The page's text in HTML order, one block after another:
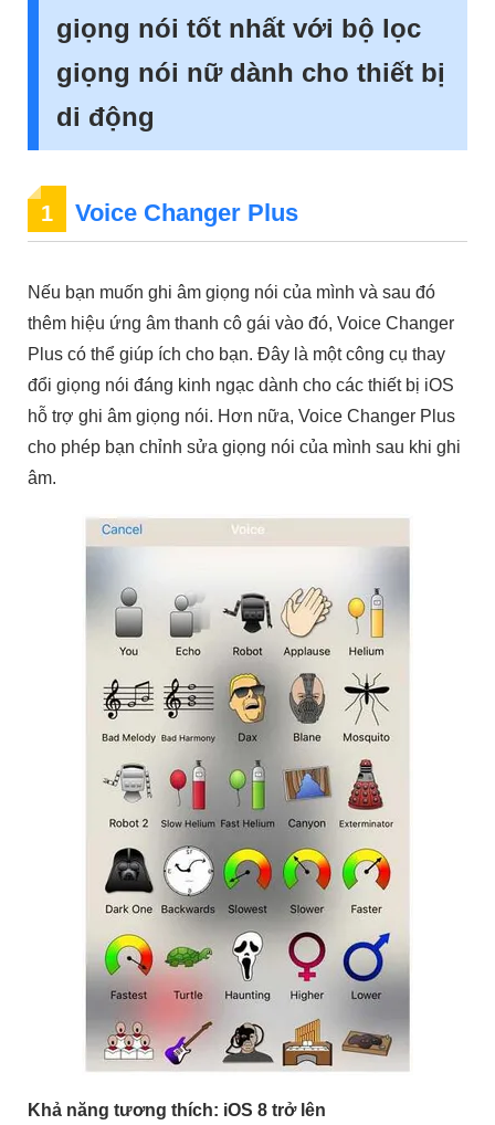
giọng nói tốt nhất với bộ lọc
giọng nói nữ dành cho thiết bị
di động
1 Voice Changer Plus
Nếu bạn muốn ghi âm giọng nói của mình và sau đó
thêm hiệu ứng âm thanh cô gái vào đó, Voice Changer
Plus có thể giúp ích cho bạn. Đây là một công cụ thay
đổi giọng nói đáng kinh ngạc dành cho các thiết bị iOS
hỗ trợ ghi âm giọng nói. Hơn nữa, Voice Changer Plus
cho phép bạn chỉnh sửa giọng nói của mình sau khi ghi
âm.
Khả năng tương thích: iOS 8 trở lên